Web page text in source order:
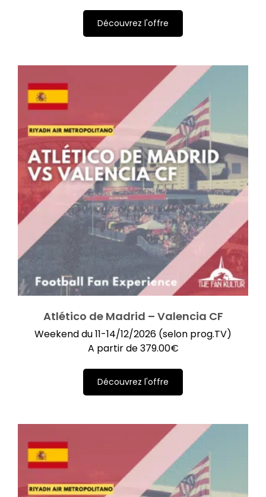
Découvrez l'offre
Atlético de Madrid – Valencia CF
Weekend du 11-14/12/2026 (selon prog.TV)
A partir de379.00€
Découvrez l'offre